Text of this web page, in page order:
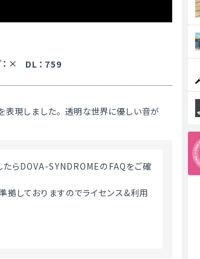
： DL ： 759
表現しました。透明な世界に優しい音が
拠しておりますのでライセンス&利用